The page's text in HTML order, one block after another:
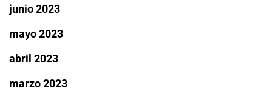
junio 2023
mayo 2023
abril 2023
marzo 2023